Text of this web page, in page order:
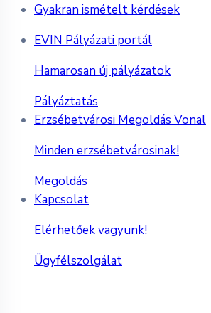
Gyakran ismételt kérdések
EVIN Pályázati portál
Hamarosan új pályázatok
Pályáztatás
Erzsébetvárosi Megoldás Vonal
Minden erzsébetvárosinak!
Megoldás
Kapcsolat
Elérhetőek vagyunk!
Ügyfélszolgálat